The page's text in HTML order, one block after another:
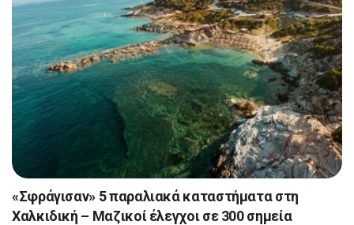
«Σφράγισαν» 5 παραλιακά καταστήματα στη
Χαλκιδική – Μαζικοί έλεγχοι σε 300 σημεία